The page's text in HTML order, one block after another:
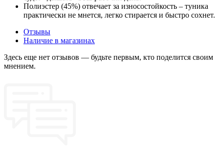
Полиэстер (45%) отвечает за износостойкость – туника
практически не мнется, легко стирается и быстро сохнет.
Отзывы
Наличие в магазинах
Здесь еще нет отзывов — будьте первым, кто поделится своим
мнением.